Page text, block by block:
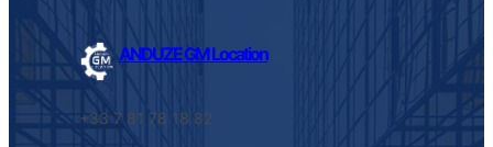
ANDUZE GM Location
+33 7 81 78 18 82